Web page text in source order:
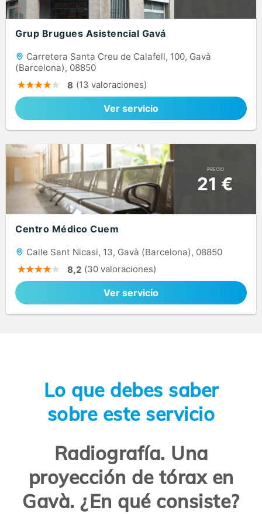
Grup Brugues Asistencial Gavá
Carretera Santa Creu de Calafell, 100, Gavà
(Barcelona), 08850
8 (13 valoraciones)
Ver servicio
PRECIO
21 €
Centro Médico Cuem
Calle Sant Nicasi, 13, Gavà (Barcelona), 08850
8,2 (30 valoraciones)
Ver servicio
Lo que debes saber
sobre este servicio
Radiografía. Una
proyección de tórax en
Gavà. ¿En qué consiste?